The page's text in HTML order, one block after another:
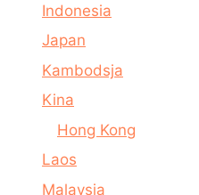
Indonesia
Japan
Kambodsja
Kina
Hong Kong
Laos
Malaysia